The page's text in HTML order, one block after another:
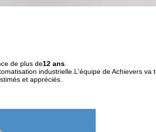
de plus de12 ans
industrielle.L'équipe de Achievers va
et appréciés.